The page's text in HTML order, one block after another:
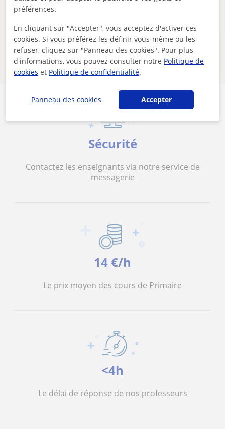
Supprimer les filtres
Ces professeurs de primaire en ligne
pourraient aussi vous intéresser
Sécurité
Contactez les enseignants via notre service de
messagerie
14 €/h
Le prix moyen des cours de Primaire
<4h
Le délai de réponse de nos professeurs
préférences.
En cliquant sur "Accepter", vous acceptez d'activer ces
cookies. Si vous préférez les définir vous-même ou les
refuser, cliquez sur "Panneau des cookies". Pour plus
d'informations, vous pouvez consulter notre Politique de
cookies et Politique de confidentialité.
Panneau des cookies Accepter